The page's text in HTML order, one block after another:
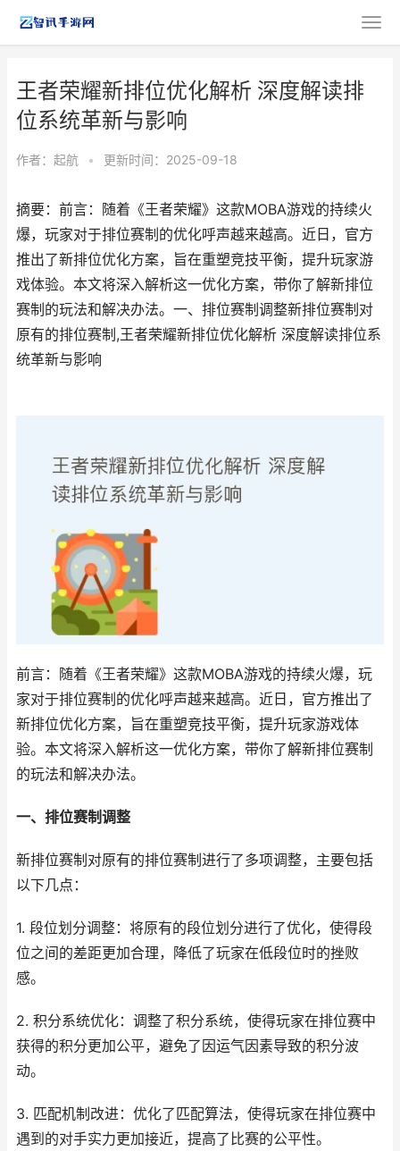
王者荣耀新排位优化解析 深度解读排
位系统革新与影响
作者： 起航 • 更新时间：2025-09-18
摘要：前言：随着《王者荣耀》这款MOBA游戏的持续火
爆，玩家对于排位赛制的优化呼声越来越高。近日，官方
推出了新排位优化方案，旨在重塑竞技平衡，提升玩家游
戏体验。本文将深入解析这一优化方案，带你了解新排位
赛制的玩法和解决办法。一、排位赛制调整新排位赛制对
原有的排位赛制,王者荣耀新排位优化解析 深度解读排位系
统革新与影响
前言：随着《王者荣耀》这款MOBA游戏的持续火爆，玩
家对于排位赛制的优化呼声越来越高。近日，官方推出了
新排位优化方案，旨在重塑竞技平衡，提升玩家游戏体
验。本文将深入解析这一优化方案，带你了解新排位赛制
的玩法和解决办法。
一、排位赛制调整
新排位赛制对原有的排位赛制进行了多项调整，主要包括
以下几点：
1. 段位划分调整：将原有的段位划分进行了优化，使得段
位之间的差距更加合理，降低了玩家在低段位时的挫败
感。
2. 积分系统优化：调整了积分系统，使得玩家在排位赛中
获得的积分更加公平，避免了因运气因素导致的积分波
动。
3. 匹配机制改进：优化了匹配算法，使得玩家在排位赛中
遇到的对手实力更加接近，提高了比赛的公平性。